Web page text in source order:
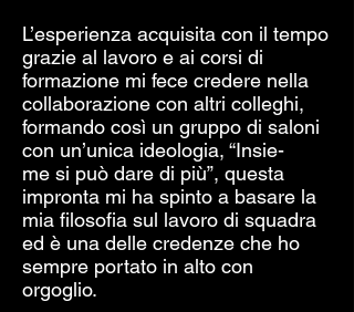
L’esperienza acquisita con il tempo
grazie al lavoro e ai corsi di
formazione mi fece credere nella
collaborazione con altri colleghi,
formando così un gruppo di saloni
con un’unica ideologia, “Insie-
me si può dare di più”, questa
impronta mi ha spinto a basare la
mia filosofia sul lavoro di squadra
ed è una delle credenze che ho
sempre portato in alto con
orgoglio.